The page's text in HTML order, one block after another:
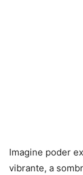
Imagine poder
vibrante, a